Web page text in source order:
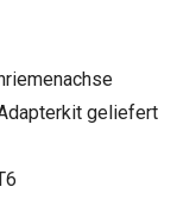
geliefert